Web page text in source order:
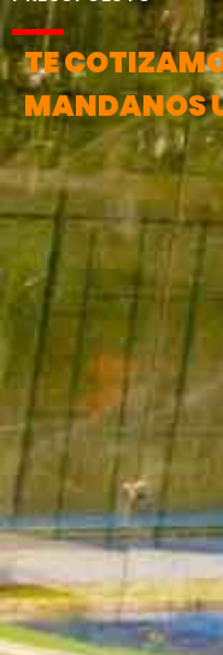
TE
MANDANOS